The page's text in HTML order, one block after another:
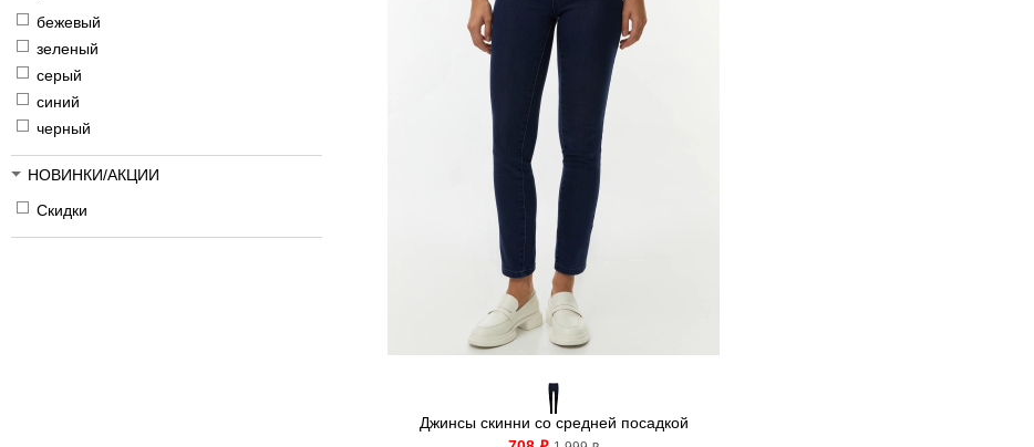
бежевый
зеленый
серый
синий
черный
НОВИНКИ/АКЦИИ
Скидки
Джинсы скинни со средней посадкой